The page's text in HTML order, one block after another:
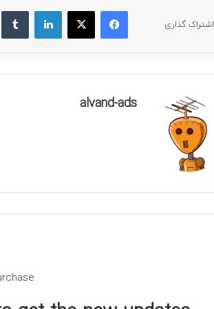
اشتراک گذاری
فیسبوکایکس لینکداین
alvand-ads